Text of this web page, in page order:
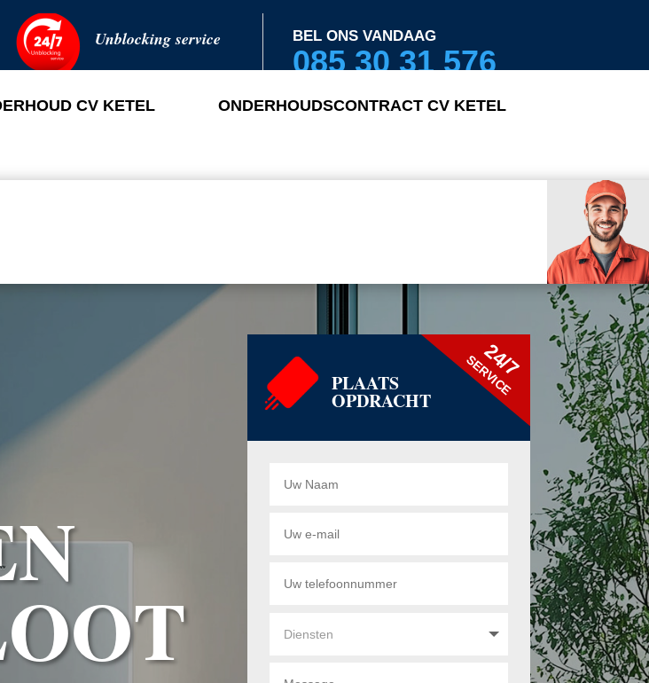
Unblocking service BEL ONS VANDAAG
085 30 31 576
CV KETEL ONDERHOUDSCONTRACT CV KETEL
PLAATS
OPDRACHT
24/7
SERVICE